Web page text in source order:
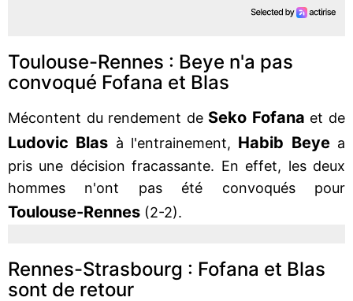
Toulouse-Rennes : Beye n'a pas
convoqué Fofana et Blas
Mécontent du rendement de Seko Fofana et de
Ludovic Blas à l'entrainement, Habib Beyea
pris une décision fracassante. En effet, les deux
hommes n'ont pas été convoqués pour
Toulouse-Rennes (2-2).
Rennes-Strasbourg : Fofana et Blas
sont de retour